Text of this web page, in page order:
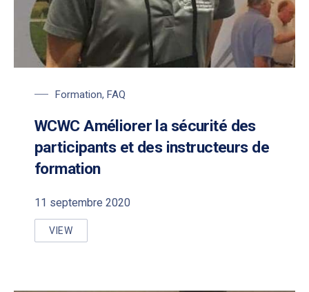
Formation, FAQ
WCWC Améliorer la sécurité des
participants et des instructeurs de
formation
11 septembre 2020
VIEW
WCWC AMÉLIORER LA SÉCURITÉ DES